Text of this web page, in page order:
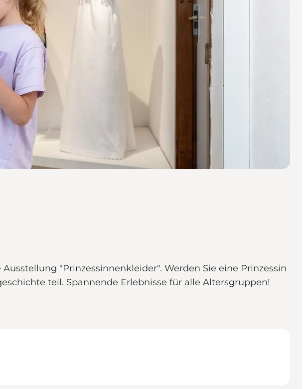
"Prinzessinnenkleider". Werden Sie eine Prinzessin
teil. Spannende Erlebnisse für alle Altersgruppen!